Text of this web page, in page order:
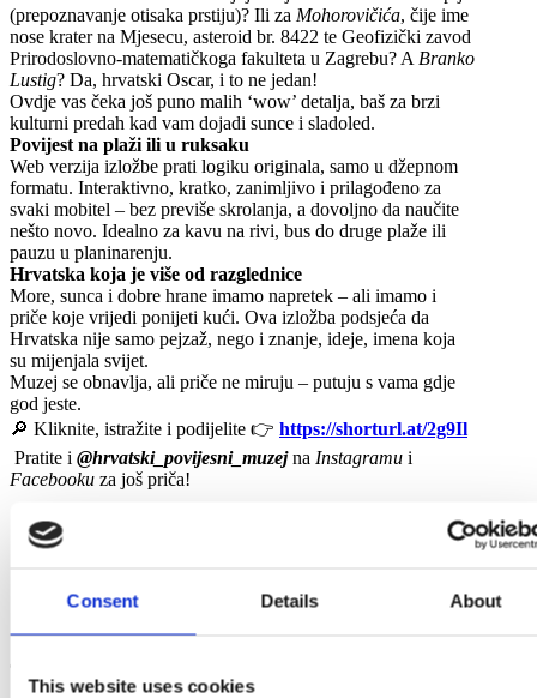
Consent Details About
This website uses cookies
info@brela.hr
Nazovite nas
Kontaktirajte nas
Za iznajmljivače
SLIJEDITE NAS
(prepoznavanje otisaka prstiju)? Ili za Mohorovičića, čije ime
nose krater na Mjesecu, asteroid br. 8422 te Geofizički zavod
Prirodoslovno-matematičkoga fakulteta u Zagrebu? ABranko
Lustig? Da, hrvatski Oscar, i to ne jedan!
Ovdje vas čeka još puno malih ‘wow’ detalja, baš za brzi
kulturni predah kad vam dojadi sunce i sladoled.
Povijest na plaži ili u ruksaku
Web verzija izložbe prati logiku originala, samo u džepnom
formatu. Interaktivno, kratko, zanimljivo i prilagođeno za
svaki mobitel – bez previše skrolanja, a dovoljno da naučite
nešto novo. Idealno za kavu na rivi, bus do druge plaže ili
pauzu u planinarenju.
Hrvatska koja je više od razglednice
More, sunca i dobre hrane imamo napretek – ali imamo i
priče koje vrijedi ponijeti kući. Ova izložba podsjeća da
Hrvatska nije samo pejzaž, nego i znanje, ideje, imena koja
su mijenjala svijet.
Muzej se obnavlja, ali priče ne miruju – putuju s vama gdje
god jeste.
🔎 Kliknite, istražite i podijelite 👉 https://shorturl.at/2g9Il
Pratite i @hrvatski_povijesni_muzejna Instagramu i
Facebooku za još priča!
Otkrij više